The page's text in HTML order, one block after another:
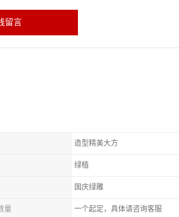
留言
造型精美大方
绿植
国庆绿雕
量 一个起定，具体请咨询客服